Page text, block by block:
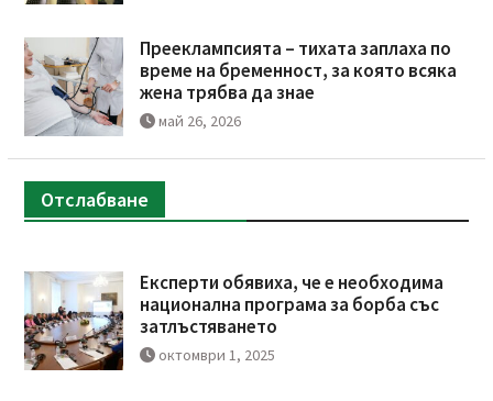
Прееклампсията – тихата заплаха по
време на бременност, за която всяка
жена трябва да знае
май 26, 2026
Отслабване
Експерти обявиха, че е необходима
национална програма за борба със
затлъстяването
октомври 1, 2025